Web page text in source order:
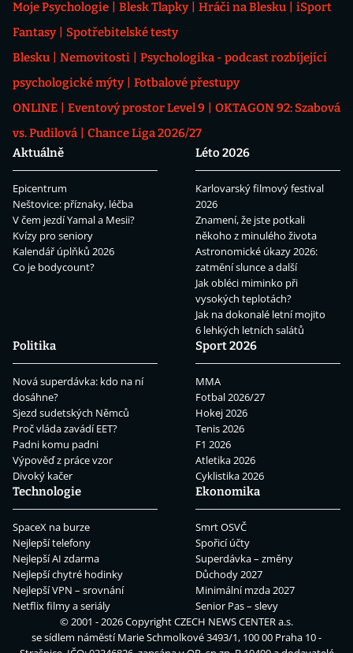
Moje Psychologie Blesk Tlapky Hráči na Blesku
iSport
Fantasy
Spotřebitelské testy
Blesku
Nemovitosti
Psychologika - podcast rozbíjející
psychologické mýty
Fotbalové přestupy
ONLINE
Eventový prostor Level 9
OKTAGON 92: Szabová
vs. Pudilová
Chance Liga 2026/27
Aktuálně
Epicentrum
Neštovice: příznaky, léčba
V čem jezdí Yamal a Mesii?
Kvízy pro seniory
Kalendář úplňků 2026
Co je bodycount?
Léto 2026
Karlovarský filmový festival
2026
Znamení, že jste potkali
někoho z minulého života
Astronomické úkazy 2026:
zatmění slunce a další
Jak obléci miminko při
vysokých teplotách?
Jak na dokonalé letní mojito
6 lehkých letních salátů
Politika
Nová superdávka: kdo na ní
dosáhne?
Sjezd sudetských Němců
Proč vláda zavádí EET?
Padni komu padni
Výpověď z práce vzor
Divoký kačer
Sport 2026
MMA
Fotbal 2026/27
Hokej 2026
Tenis 2026
F1 2026
Atletika 2026
Cyklistika 2026
Technologie
SpaceX na burze
Nejlepší telefony
Nejlepší AI zdarma
Nejlepší chytré hodinky
Nejlepší VPN – srovnání
Netflix filmy a seriály
Ekonomika
Smrt OSVČ
Spořicí účty
Superdávka – změny
Důchody 2027
Minimální mzda 2027
Senior Pas – slevy
© 2001 - 2026 CopyrightCZECH NEWS CENTER a.s.
se sídlem náměstí Marie Schmolkové 3493/1, 100 00 Praha 10 -